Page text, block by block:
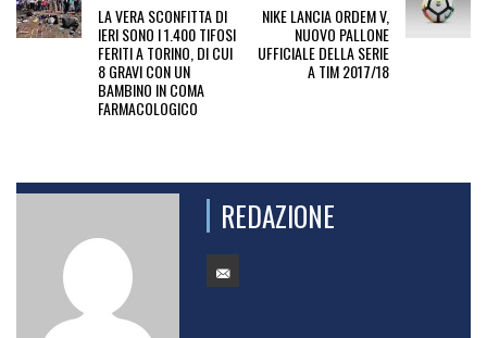
LA VERA SCONFITTA DI
IERI SONO I 1.400 TIFOSI
FERITI A TORINO, DI CUI
8 GRAVI CON UN
BAMBINO IN COMA
FARMACOLOGICO
NIKE LANCIA ORDEM V,
NUOVO PALLONE
UFFICIALE DELLA SERIE
A TIM 2017/18
REDAZIONE